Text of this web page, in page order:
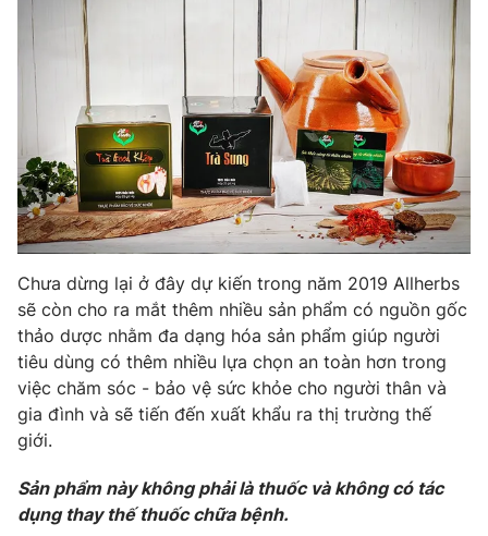
Chưa dừng lại ở đây dự kiến trong năm 2019 Allherbs
sẽ còn cho ra mắt thêm nhiều sản phẩm có nguồn gốc
thảo dược nhằm đa dạng hóa sản phẩm giúp người
tiêu dùng có thêm nhiều lựa chọn an toàn hơn trong
việc chăm sóc - bảo vệ sức khỏe cho người thân và
gia đình và sẽ tiến đến xuất khẩu ra thị trường thế
giới.
Sản phẩm này không phải là thuốc và không có tác
dụng thay thế thuốc chữa bệnh.